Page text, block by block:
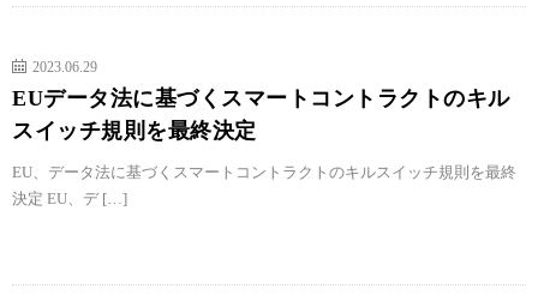
2023.06.29
EUデータ法に基づくスマートコントラクトのキル
スイッチ規則を最終決定
EU、データ法に基づくスマートコントラクトのキルスイッチ規則を最終
決定 EU、デ […]